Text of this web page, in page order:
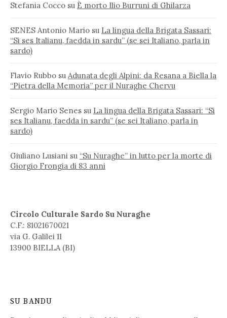
Stefania Cocco su È morto Ilio Burruni di Ghilarza
SENES Antonio Mario su La lingua della Brigata Sassari:
“Si ses Italianu, faedda in sardu” (se sei Italiano, parla in
sardo)
Flavio Rubbo su Adunata degli Alpini: da Resana a Biella la
“Pietra della Memoria” per il Nuraghe Chervu
Sergio Mario Senes su La lingua della Brigata Sassari: “Si
ses Italianu, faedda in sardu” (se sei Italiano, parla in
sardo)
Giuliano Lusiani su “Su Nuraghe” in lutto per la morte di
Giorgio Frongia di 83 anni
Circolo Culturale Sardo Su Nuraghe
C.F.: 81021670021
via G. Galilei 11
13900 BIELLA (BI)
SU BANDU